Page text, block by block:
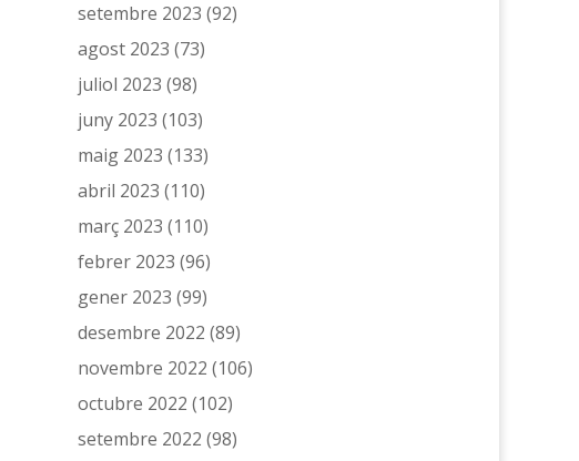
setembre 2023 (92)
agost 2023 (73)
juliol 2023 (98)
juny 2023 (103)
maig 2023 (133)
abril 2023 (110)
març 2023 (110)
febrer 2023 (96)
gener 2023 (99)
desembre 2022 (89)
novembre 2022 (106)
octubre 2022 (102)
setembre 2022 (98)